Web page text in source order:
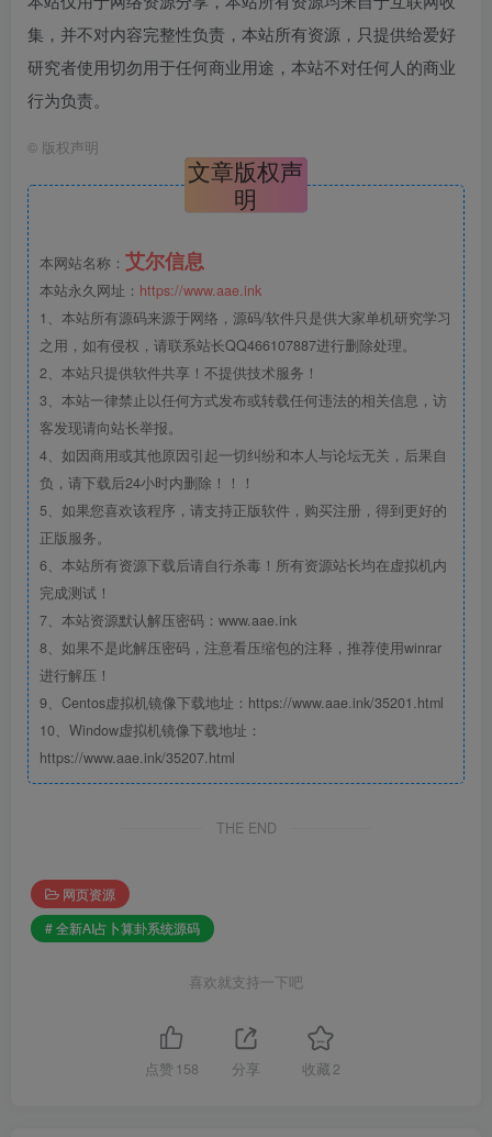
集，并不对内容完整性负责，本站所有资源，只提供给爱好
研究者使用切勿用于任何商业用途，本站不对任何人的商业
行为负责。
© 版权声明
文章版权声
明
本网站名称： 艾尔信息
本站永久网址： https://www.aae.ink
1、本站所有源码来源于网络，源码/软件只是供大家单机研究学习
之用，如有侵权，请联系站长QQ466107887进行删除处理。
2、本站只提供软件共享！不提供技术服务！
3、本站一律禁止以任何方式发布或转载任何违法的相关信息，访
客发现请向站长举报。
4、如因商用或其他原因引起一切纠纷和本人与论坛无关，后果自
负，请下载后24小时内删除！！！
5、如果您喜欢该程序，请支持正版软件，购买注册，得到更好的
正版服务。
6、本站所有资源下载后请自行杀毒！所有资源站长均在虚拟机内
完成测试！
7、本站资源默认解压密码：www.aae.ink
8、如果不是此解压密码，注意看压缩包的注释，推荐使用winrar
进行解压！
9、Centos虚拟机镜像下载地址：https://www.aae.ink/35201.html
10、Window虚拟机镜像下载地址：
https://www.aae.ink/35207.html
THE END
网页资源
# 全新AI占卜算卦系统源码
喜欢就支持一下吧
点赞 158 分享 收藏 2